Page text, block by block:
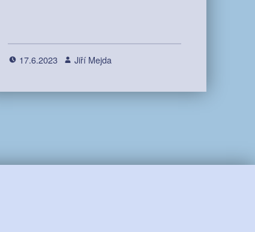
17.6.2023 Jiří Mejda